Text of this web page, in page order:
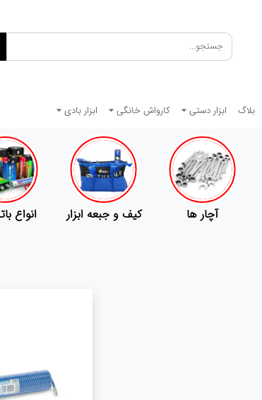
بلاگ ابزار دستی کارواش خانگی ابزار بادی
آچار ها کیف و جبعه ابزار انواع